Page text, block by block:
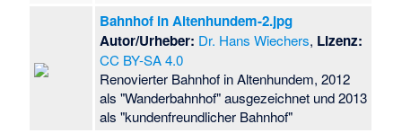
Bahnhof in Altenhundem-2.jpg
Autor/Urheber: Dr. Hans Wiechers, Lizenz:
CC BY-SA 4.0
Renovierter Bahnhof in Altenhundem, 2012
als "Wanderbahnhof" ausgezeichnet und 2013
als "kundenfreundlicher Bahnhof"